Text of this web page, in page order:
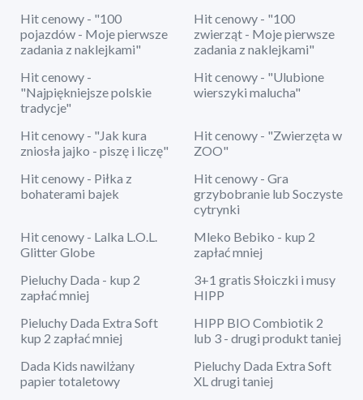
Hit cenowy - "100
pojazdów - Moje pierwsze
zadania z naklejkami"
Hit cenowy - "100
zwierząt - Moje pierwsze
zadania z naklejkami"
Hit cenowy -
"Najpiękniejsze polskie
tradycje"
Hit cenowy - "Ulubione
wierszyki malucha"
Hit cenowy - "Jak kura
zniosła jajko - piszę i liczę"
Hit cenowy - "Zwierzęta w
ZOO"
Hit cenowy - Piłka z
bohaterami bajek
Hit cenowy - Gra
grzybobranie lub Soczyste
cytrynki
Hit cenowy - Lalka L.O.L.
Glitter Globe
Mleko Bebiko - kup 2
zapłać mniej
Pieluchy Dada - kup 2
zapłać mniej
3+1 gratis Słoiczki i musy
HIPP
Pieluchy Dada Extra Soft
kup 2 zapłać mniej
HIPP BIO Combiotik 2
lub 3 - drugi produkt taniej
Dada Kids nawilżany
papier totaletowy
Pieluchy Dada Extra Soft
XL drugi taniej